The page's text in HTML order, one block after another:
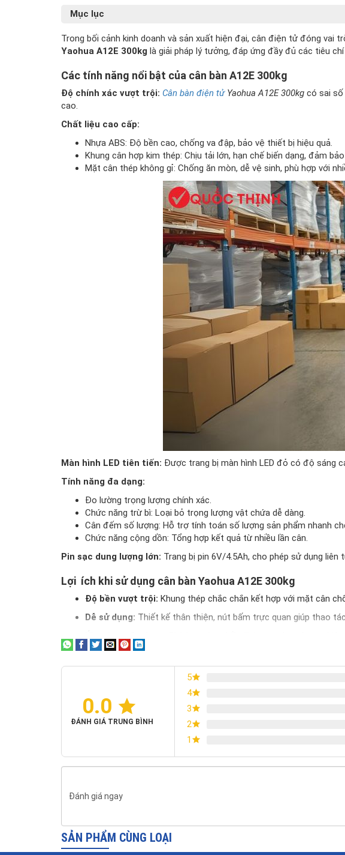
Mục lục
Trong bối cảnh kinh doanh và sản xuất hiện đại, cân điện tử đóng
Yaohua A12E 300kg là giải pháp lý tưởng, đáp ứng đầy đủ các tiêu
Các tính năng nổi bật của cân bàn A12E 300kg
Độ chính xác vượt trội: Cân bàn điện tửYaohua A12E 300kg có sai số
cao.
Chất liệu cao cấp:
Nhựa ABS: Độ bền cao, chống va đập, bảo vệ thiết bị hiệu quả.
Khung cân hợp kim thép: Chịu tải lớn, hạn chế biến dạng, đảm
Mặt cân thép không gỉ: Chống ăn mòn, dễ vệ sinh, phù hợp với
Màn hình LED tiên tiến: Được trang bị màn hình LED đỏ có độ sáng
Tính năng đa dạng:
Đo lường trọng lượng chính xác.
Chức năng trừ bì: Loại bỏ trọng lượng vật chứa dễ dàng.
Cân đếm số lượng: Hỗ trợ tính toán số lượng sản phẩm nhanh
Chức năng cộng dồn: Tổng hợp kết quả từ nhiều lần cân.
Pin sạc dung lượng lớn: Trang bị pin 6V/4.5Ah, cho phép sử dụng
Lợi ích khi sử dụng cân bàn Yaohua A12E 300kg
Độ bền vượt trội: Khung thép chắc chắn kết hợp với mặt cân
Dễ sử dụng: Thiết kế thân thiện, nút bấm trực quan giúp thao
Giá cả hợp lý:Chỉ với
Thông số kỹ thuật cân bàn điện tử A12E 300kg
Model
Sai số
Cấp chính xác
Độ phân giải
0.0
ĐÁNH GIÁ TRUNG BÌNH
5
4
3
2
1
Đánh giá ngay
SẢN PHẨM CÙNG LOẠI